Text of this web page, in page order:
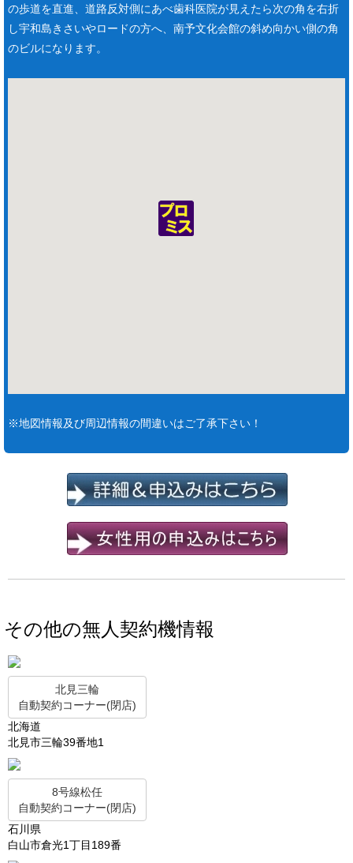
の歩道を直進、道路反対側にあべ歯科医院が見えたら次の角を右折
し宇和島きさいやロードの方へ、南予文化会館の斜め向かい側の角
のビルになります。
※地図情報及び周辺情報の間違いはご了承下さい！
その他の無人契約機情報
北見三輪
自動契約コーナー(閉店)
北海道
北見市三輪39番地1
8号線松任
自動契約コーナー(閉店)
石川県
白山市倉光1丁目189番